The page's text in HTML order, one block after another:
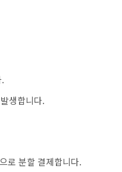
생합니다.
로 분할 결제합니다.